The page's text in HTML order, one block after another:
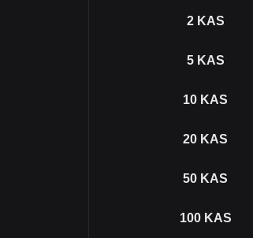
2 KAS
5 KAS
10 KAS
20 KAS
50 KAS
100 KAS